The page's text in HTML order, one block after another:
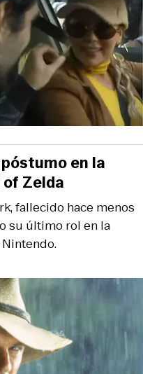
fallecido hace menos
su último rol en la
en la
Zelda